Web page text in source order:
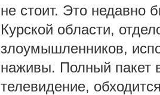
не стоит. Это
Курской области,
злоумышленников,
наживы. Полный пакет
телевидение,